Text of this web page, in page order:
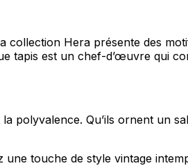
Hera présente des
tapis est un chef-d’œuvre qui
polyvalence. Qu’ils ornent un
une touche de style vintage